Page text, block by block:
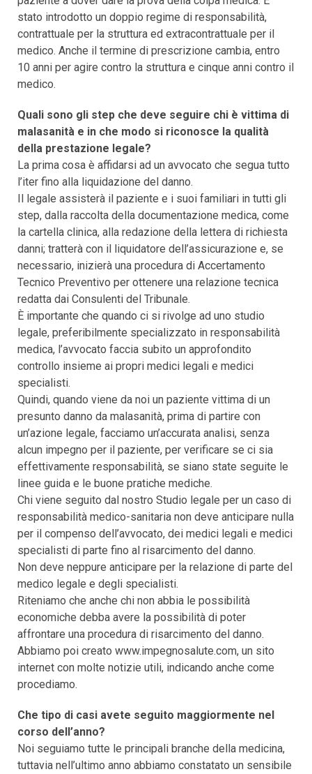
stato introdotto un doppio regime di responsabilità,
contrattuale per la struttura ed extracontrattuale per il
medico. Anche il termine di prescrizione cambia, entro
10 anni per agire contro la struttura e cinque anni contro il
medico.
Quali sono gli step che deve seguire chi è vittima di
malasanità e in che modo si riconosce la qualità
della prestazione legale?
La prima cosa è affidarsi ad un avvocato che segua tutto
l’iter fino alla liquidazione del danno.
Il legale assisterà il paziente e i suoi familiari in tutti gli
step, dalla raccolta della documentazione medica, come
la cartella clinica, alla redazione della lettera di richiesta
danni; tratterà con il liquidatore dell’assicurazione e, se
necessario, inizierà una procedura di Accertamento
Tecnico Preventivo per ottenere una relazione tecnica
redatta dai Consulenti del Tribunale.
È importante che quando ci si rivolge ad uno studio
legale, preferibilmente specializzato in responsabilità
medica, l’avvocato faccia subito un approfondito
controllo insieme ai propri medici legali e medici
specialisti.
Quindi, quando viene da noi un paziente vittima di un
presunto danno da malasanità, prima di partire con
un’azione legale, facciamo un’accurata analisi, senza
alcun impegno per il paziente, per verificare se ci sia
effettivamente responsabilità, se siano state seguite le
linee guida e le buone pratiche mediche.
Chi viene seguito dal nostro Studio legale per un caso di
responsabilità medico-sanitaria non deve anticipare nulla
per il compenso dell’avvocato, dei medici legali e medici
specialisti di parte fino al risarcimento del danno.
Non deve neppure anticipare per la relazione di parte del
medico legale e degli specialisti.
Riteniamo che anche chi non abbia le possibilità
economiche debba avere la possibilità di poter
affrontare una procedura di risarcimento del danno.
Abbiamo poi creato www.impegnosalute.com, un sito
internet con molte notizie utili, indicando anche come
procediamo.
Che tipo di casi avete seguito maggiormente nel
corso dell’anno?
Noi seguiamo tutte le principali branche della medicina,
tuttavia nell’ultimo anno abbiamo constatato un sensibile